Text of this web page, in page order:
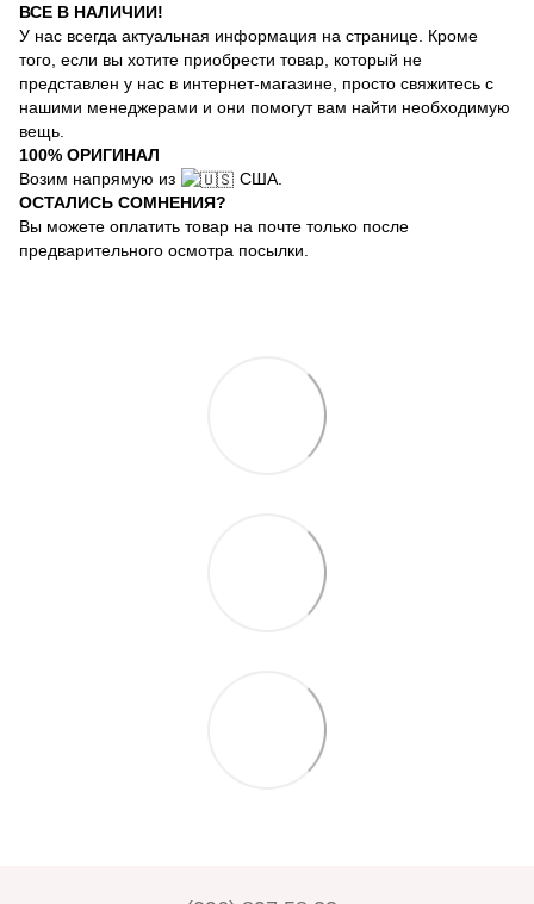
ВСЕ В НАЛИЧИИ!
У нас всегда актуальная информация на странице. Кроме
того, если вы хотите приобрести товар, который не
представлен у нас в интернет-магазине, просто свяжитесь с
нашими менеджерами и они помогут вам найти необходимую
вещь.
100% ОРИГИНАЛ
Возим напрямую из
США.
ОСТАЛИСЬ СОМНЕНИЯ?
Вы можете оплатить товар на почте только после
предварительного осмотра посылки.